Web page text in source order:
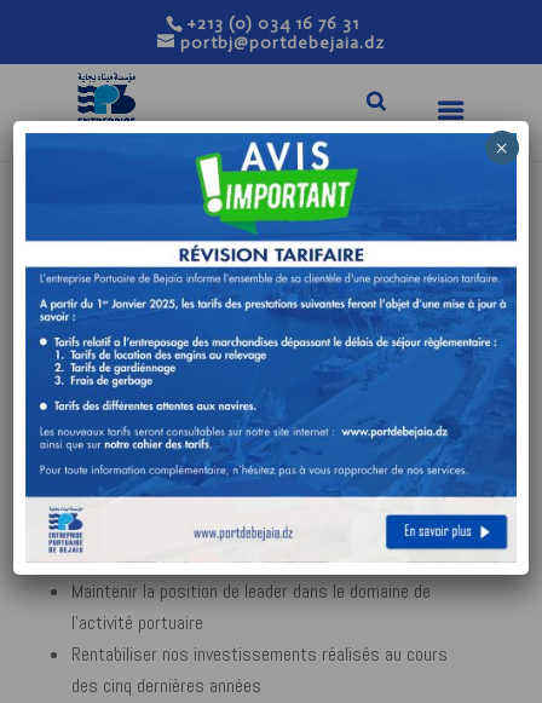
+213 (0) 034 16 76 31
portbj@portdebejaia.dz
VISION DE L’ENTREPRISE
Maintenir le Port de Bejaïa au rang de port performant,
catalyseur de la compétitivité de l’économie nationale,
moteur du développement régional du territoire et acteur
incontournable dans le positionnement national en tant
que plateforme logistique dynamique.
OBJECTIFS DE L’ENTREPRISE
Optimiser la compétitivité de la chaine logistique
Maintenir la position de leader dans le domaine de
l’activité portuaire
Rentabiliser nos investissements réalisés au cours
des cinq dernières années
×